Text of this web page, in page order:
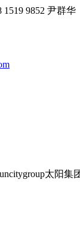
1519 9852 尹群华
太阳集